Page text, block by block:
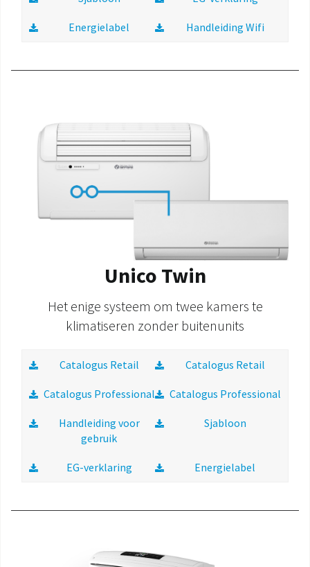
Energielabel Handleiding Wifi
Unico Twin
Het enige systeem om twee kamers te
klimatiseren zonder buitenunits
Catalogus Retail Catalogus Retail
Catalogus Professional Catalogus Professional
Handleiding voor
gebruik
Sjabloon
EG-verklaring Energielabel